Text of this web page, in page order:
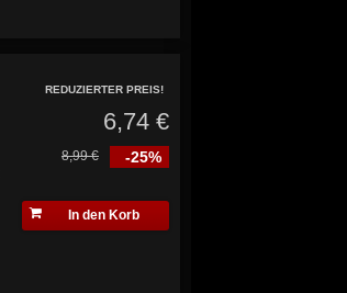
REDUZIERTER PREIS!
6,74 €
-25%
8,99 €
In den Korb